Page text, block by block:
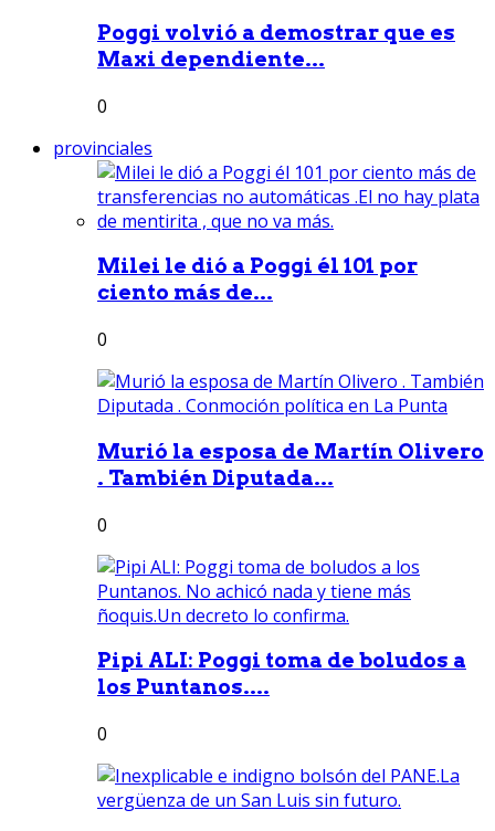
Poggi volvió a demostrar que es
Maxi dependiente...
0
provinciales
Milei le dió a Poggi él 101 por
ciento más de...
0
Murió la esposa de Martín Olivero
. También Diputada...
0
Pipi ALI: Poggi toma de boludos a
los Puntanos....
0